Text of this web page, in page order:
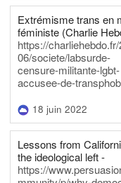
Extrémisme trans en
féministe (Charlie
https://
06/societe/labsurde-
censure-militante-lgbt-
accusee-de-
18 juin 2022
Lessons from
the ideological left -
https://